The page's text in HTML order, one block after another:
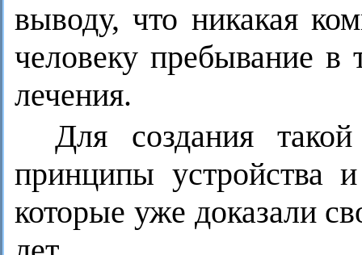
выводу, что никакая
человеку пребывание в
лечения.
Для создания
принципы устройства
которые уже доказали